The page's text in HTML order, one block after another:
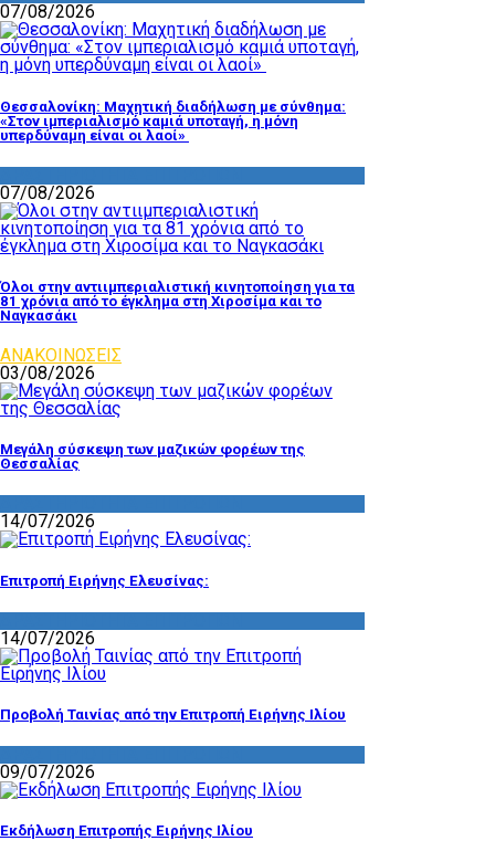
07/08/2026
Θεσσαλονίκη: Μαχητική διαδήλωση με σύνθημα:
«Στον ιμπεριαλισμό καμιά υποταγή, η μόνη
υπερδύναμη είναι οι λαοί»
07/08/2026
Όλοι στην αντιιμπεριαλιστική κινητοποίηση για τα
81 χρόνια από το έγκλημα στη Χιροσίμα και το
Ναγκασάκι
ΑΝΑΚΟΙΝΩΣΕΙΣ
03/08/2026
Μεγάλη σύσκεψη των μαζικών φορέων της
Θεσσαλίας
14/07/2026
Επιτροπή Ειρήνης Ελευσίνας:
14/07/2026
Προβολή Ταινίας από την Επιτροπή Ειρήνης Ιλίου
09/07/2026
Εκδήλωση Επιτροπής Ειρήνης Ιλίου